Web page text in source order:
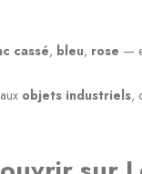
cassé, bleu, rose —
objets industriels,